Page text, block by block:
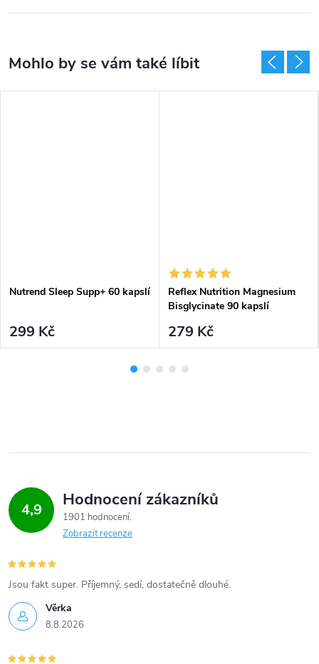
Nutrend Sleep Supp+ 60 kapslí
299 Kč
Reflex Nutrition Magnesium
Bisglycinate 90 kapslí
279 Kč
4,9 Hodnocení zákazníků
1901 hodnocení
Zobrazit recenze
Věrka
8.8.2026
Jsou fakt super. Příjemný, sedí, dostatečně dlouhé.